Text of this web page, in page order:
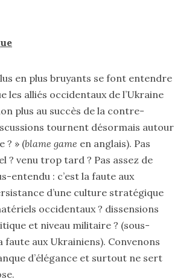
en plus bruyants se font entendre
les alliés occidentaux de l’Ukraine
plus au succès de la contre-
tournent désormais autour
? » (blame game en anglais). Pas
? venu trop tard ? Pas assez de
entendu : c’est la faute aux
d’une culture stratégique
occidentaux ? dissensions
et niveau militaire ? (sous-
faute aux Ukrainiens). Convenons
d’élégance et surtout ne sert